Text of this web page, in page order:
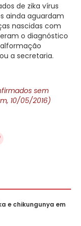
de zika vírus
ainda aguardam
nascidas com
o diagnóstico
a secretaria.
sem
10/05/2016)
e chikungunya em